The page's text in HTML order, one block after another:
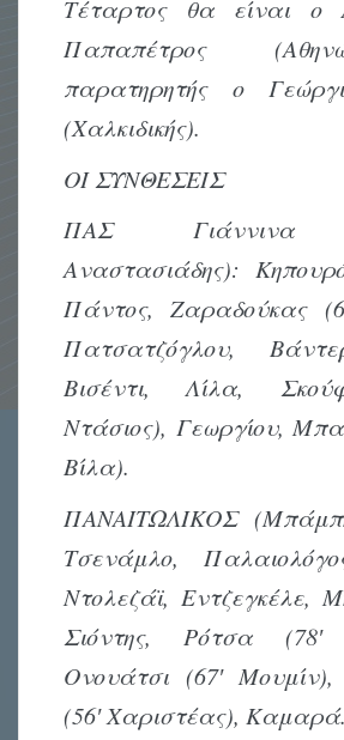
Τέταρτος θα είναι ο
Παπαπέτρος
παρατηρητής ο
(Χαλκιδικής).
ΟΙ ΣΥΝΘΕΣΕΙΣ
ΠΑΣ Γιάννινα
Αναστασιάδης):
Πάντος, Ζαραδούκας
Πατσατζόγλου,
Βισέντι, Λίλα,
Ντάσιος), Γεωργίου,
Βίλα).
ΠΑΝΑΙΤΩΛΙΚΟΣ
Τσενάμλο,
Ντολεζάϊ, Εντζεγκέλε,
Σιόντης, Ρότσα (78′
Ονουάτσι (67′ Μουμίν),
(56′ Χαριστέας), Καμαρά.